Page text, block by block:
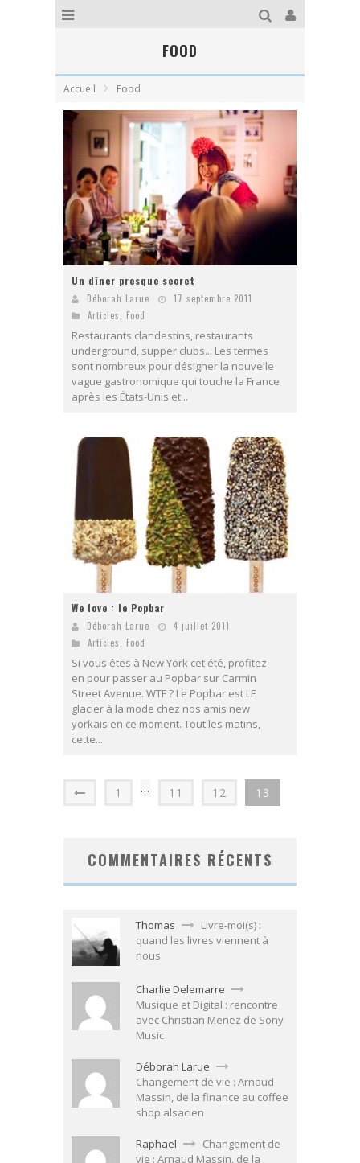
FOOD
Accueil Food
Un dîner presque secret
Déborah Larue
17 septembre 2011
Articles, Food
Restaurants clandestins, restaurants
underground, supper clubs... Les termes
sont nombreux pour désigner la nouvelle
vague gastronomique qui touche la France
après les États-Unis et...
We love : le Popbar
Déborah Larue
4 juillet 2011
Articles
Food
Si vous êtes à New York cet été, profitez-
en pour passer au Popbar sur Carmin
Street Avenue. WTF ? Le Popbar est LE
glacier à la mode chez nos amis new
yorkais en ce moment. Tout les matins,
cette...
1 … 11 12 13
COMMENTAIRES RÉCENTS
Thomas
Livre-moi(s) :
quand les livres viennent à
nous
Charlie Delemarre
Musique et Digital : rencontre
avec Christian Menez de Sony
Music
Déborah Larue
Changement de vie : Arnaud
Massin, de la finance au coffee
shop alsacien
Raphael
Changement de
vie : Arnaud Massin, de la